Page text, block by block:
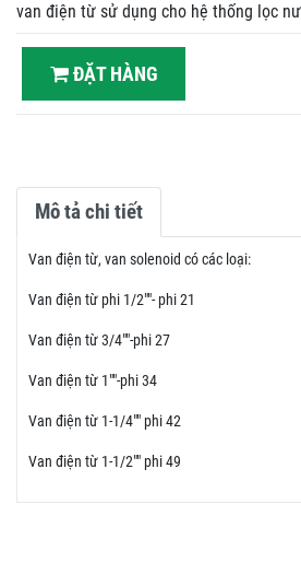
van điện từ sử dụng cho hệ thống lọc
ĐẶT HÀNG
Mô tả chi tiết
Van điện từ, van solenoid có các loại:
Van điện từ phi 1/2""- phi 21
Van điện từ 3/4""-phi 27
Van điện từ 1""-phi 34
Van điện từ 1-1/4"" phi 42
Van điện từ 1-1/2"" phi 49